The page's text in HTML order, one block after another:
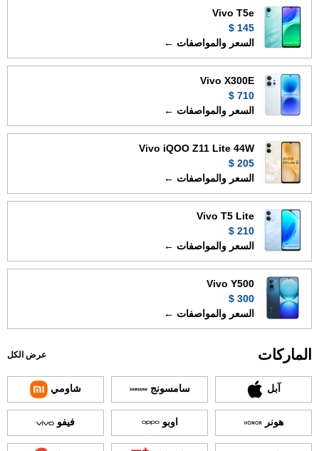
Vivo T5e
145 $
السعر والمواصفات ←
Vivo X300E
710 $
السعر والمواصفات ←
Vivo iQOO Z11 Lite 44W
205 $
السعر والمواصفات ←
Vivo T5 Lite
210 $
السعر والمواصفات ←
Vivo Y500
300 $
السعر والمواصفات ←
الماركات عرض الكل
آبل سامسونج شاومي
هونر اوبو فيفو